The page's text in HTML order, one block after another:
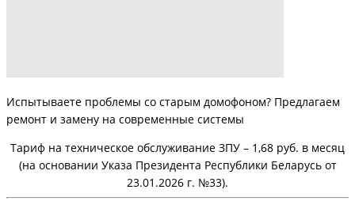
Испытываете проблемы со старым домофоном? Предлагаем
ремонт и замену на современные системы
Тариф на техническое обслуживание ЗПУ – 1,68 руб. в месяц
(на основании Указа Президента Республики Беларусь от
23.01.2026 г. №33).